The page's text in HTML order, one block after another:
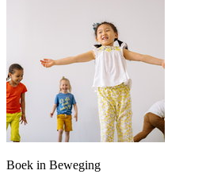
Boek in Beweging